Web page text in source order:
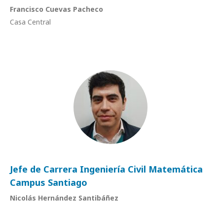
Francisco Cuevas Pacheco
Casa Central
Jefe de Carrera Ingeniería Civil Matemática
Campus Santiago
Nicolás Hernández Santibáñez